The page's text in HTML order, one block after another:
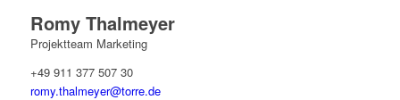
Romy Thalmeyer
Projektteam Marketing
+49 911 377 507 30
romy.thalmeyer@torre.de